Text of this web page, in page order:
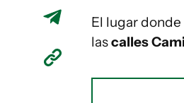
El lugar
lascalles